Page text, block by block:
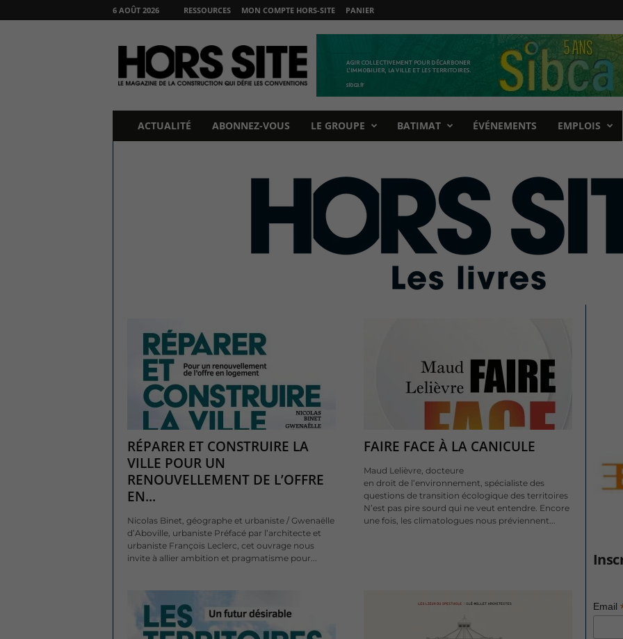
6 AOÛT 2026 RESSOURCES MON COMPTE HORS-SITE
PANIER
ACTUALITÉ ABONNEZ-VOUS LE GROUPE BATIMAT ÉVÉNEMENTS EMPLOIS
RÉPARER ET CONSTRUIRE LA
VILLE POUR UN
RENOUVELLEMENT DE L’OFFRE
EN...
Nicolas Binet, géographe et urbaniste / Gwenaëlle
d’Aboville, urbaniste Préfacé par l’architecte et
urbaniste François Leclerc, cet ouvrage nous
invite à allier ambition et pragmatisme pour...
FAIRE FACE À LA CANICULE
Maud Lelièvre, docteure
en droit de l’environnement, spécialiste des
questions de transition écologique des territoires
N’est pas pire sourd qui ne veut entendre. Encore
une fois, les climatologues nous préviennent...
Email